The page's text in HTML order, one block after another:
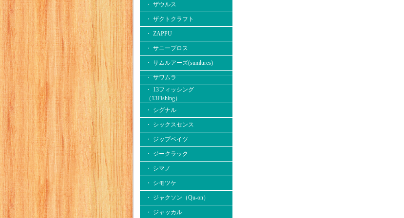
・ ザウルス
・ ザクトクラフト
・ ZAPPU
・ サニーブロス
・ サムルアーズ(sumlures)
・ サワムラ
・ 13フィッシング
（13Fishing）
・ シグナル
・ シックスセンス
・ ジップベイツ
・ ジークラック
・ シマノ
・ シモツケ
・ ジャクソン（Qu-on）
・ ジャッカル